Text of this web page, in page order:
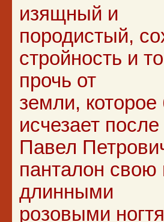
изящный и
породистый,
стройность и
прочь от
земли,
исчезает
Павел
панталон свою
длинными
розовыми